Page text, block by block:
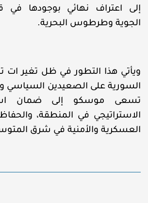
إلى اعتراف نهائي بوجودها في
الجوية وطرطوس البحرية.
ويأتي هذا التطور في ظل تغير ات
السورية على الصعيدين السياسي
تسعى موسكو إلى ضمان
الاستراتيجي في المنطقة،
العسكرية والأمنية في شرق